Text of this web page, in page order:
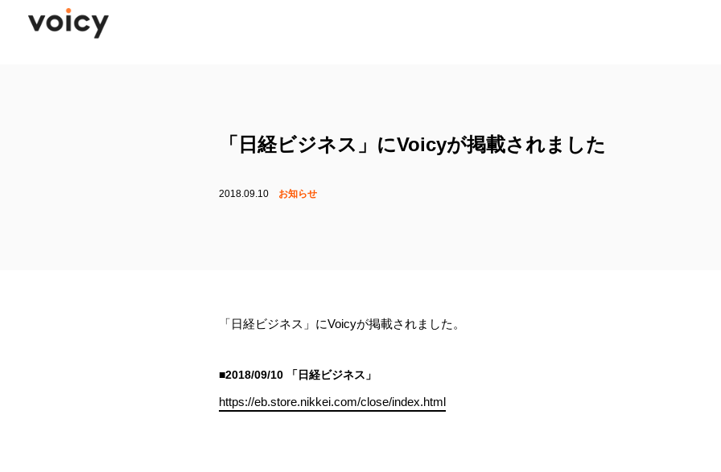
「日経ビジネス」にVoicyが掲載されました
2018.09.10 お知らせ
「日経ビジネス」にVoicyが掲載されました。
■2018/09/10 「日経ビジネス」
https://eb.store.nikkei.com/close/index.html